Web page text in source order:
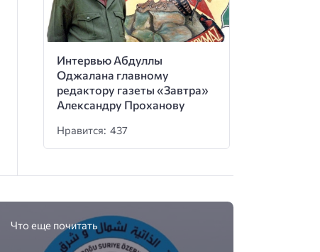
Интервью Абдуллы
Оджалана главному
редактору газеты «Завтра»
Александру Проханову
Нравится: 437
Что еще почитать